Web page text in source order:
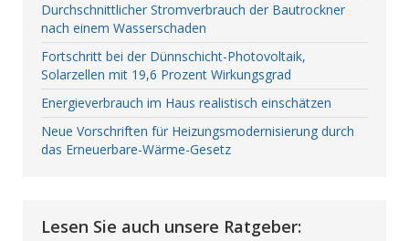
Durchschnittlicher Stromverbrauch der Bautrockner
nach einem Wasserschaden
Fortschritt bei der Dünnschicht-Photovoltaik,
Solarzellen mit 19,6 Prozent Wirkungsgrad
Energieverbrauch im Haus realistisch einschätzen
Neue Vorschriften für Heizungsmodernisierung durch
das Erneuerbare-Wärme-Gesetz
Lesen Sie auch unsere Ratgeber: